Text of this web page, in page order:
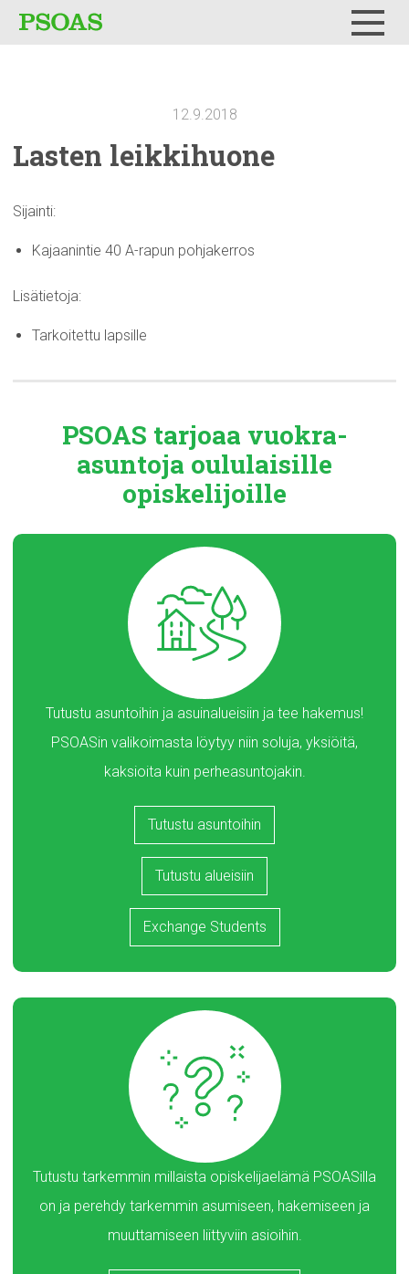
12.9.2018
Lasten leikkihuone
Sijainti:
Kajaanintie 40 A-rapun pohjakerros
Lisätietoja:
Tarkoitettu lapsille
PSOAS tarjoaa vuokra-
asuntoja oululaisille
opiskelijoille
Tutustu asuntoihin ja asuinalueisiin ja tee hakemus!
PSOASin valikoimasta löytyy niin soluja, yksiöitä,
kaksioita kuin perheasuntojakin.
Tutustu asuntoihin
Tutustu alueisiin
Exchange Students
Tutustu tarkemmin millaista opiskelijaelämä PSOASilla
on ja perehdy tarkemmin asumiseen, hakemiseen ja
muuttamiseen liittyviin asioihin.